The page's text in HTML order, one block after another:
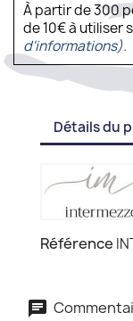
À partir de 300
de 10€ à utiliser
d'informations).
Détails du
Référence